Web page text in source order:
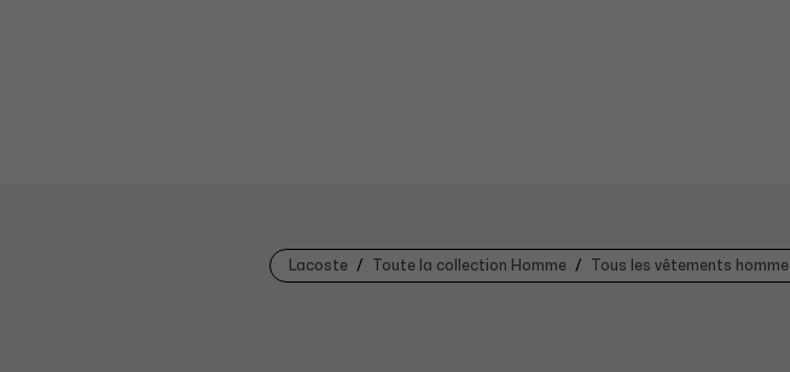
Lacoste Toute la collection Homme Tous les vêtements homme